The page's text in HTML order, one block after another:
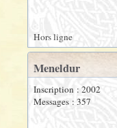
Hors ligne
Meneldur
Inscription : 2002
Messages : 357